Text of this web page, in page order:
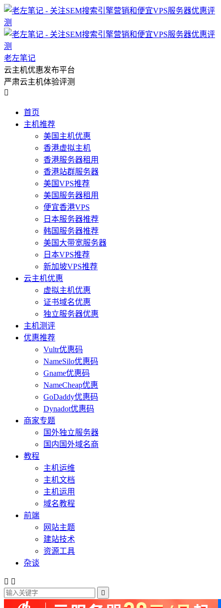
老左笔记
云主机优惠发布平台
严肃云主机体验评测

首页
主机推荐
美国主机优惠
香港虚拟主机
香港服务器租用
香港站群服务器
美国VPS推荐
美国服务器租用
便宜香港VPS
日本服务器推荐
韩国服务器推荐
美国大带宽服务器
日本VPS推荐
新加坡VPS推荐
云主机优惠
虚拟主机优惠
证书域名优惠
独立服务器优惠
主机测评
优惠推荐
Vultr优惠码
NameSilo优惠码
Gname优惠码
NameCheap优惠
GoDaddy优惠码
Dynadot优惠码
商家专题
国外独立服务器
国内国外域名商
教程
主机运维
主机文档
主机运用
域名教程
前端
网站主题
建站技术
资源工具
杂谈
 
